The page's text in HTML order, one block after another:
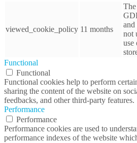
viewed_cookie_policy 11 months
and
not
use
Functional
Functional
Functional cookies help to perform
sharing the content of the website on
feedbacks, and other third-party features.
Performance
Performance
Performance cookies are used to
performance indexes of the website